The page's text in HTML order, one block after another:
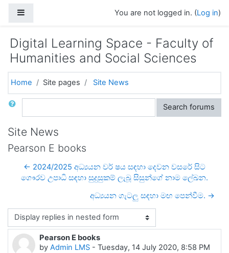
You are not logged in. (Log in)
Digital Learning Space - Faculty of
Humanities and Social Sciences
Home Site pages Site News
Search Search forums
Site News
Pearson E books
← 2024/2025 අධ්‍යයන වර් ෂය සඳහා දෙවන වසරේ සිට
ගෞරව උපාධි සඳහා සුදුසුකම් ලැබූ සිසුන්ගේ නාම ලේඛන.
අධ්‍යයන ගැටලු සඳහා මඟ පෙන්වීම. →
Display mode
Pearson E books
by Admin LMS - Tuesday, 14 July 2020, 8:58 PM
Number of replies: 0